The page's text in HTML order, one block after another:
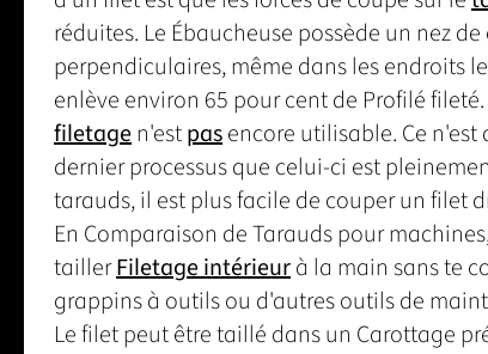
réduites. Le Ébaucheuse possède un nez
perpendiculaires, même dans les endroits
enlève environ 65 pour cent de Profilé
filetagen'estpasencore utilisable. Ce n'est
dernier processus que celui-ci est
tarauds, il est plus facile de couper un filet
En Comparaison de Tarauds pour
taillerFiletage intérieurà la main sans te
grappins à outils ou d'autres outils de
Le filet peut être taillé dans un Carottage